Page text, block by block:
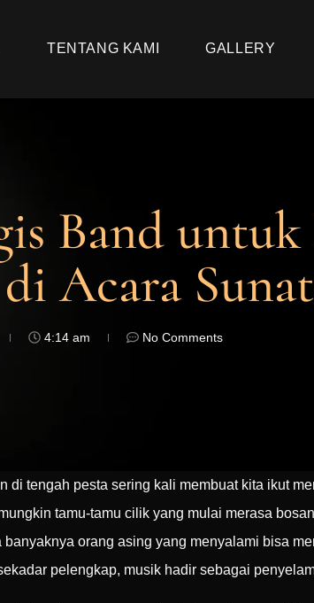
TENTANG KAMI GALLERY
Band
Acara
4:14 am No Comments
di tengah pesta sering kali membuat kita ikut
tamu-tamu cilik yang mulai merasa
orang asing yang menyalami bisa
pelengkap, musik hadir sebagai